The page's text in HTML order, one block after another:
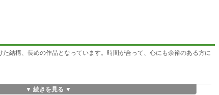
結構、長めの作品となっています。時間が合って、心にも余裕のある方に
▼ 続きを見る ▼